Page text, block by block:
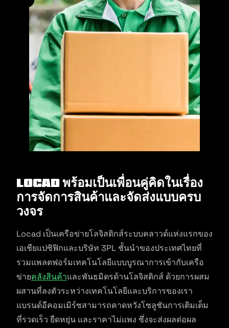
Locad พร้อมเป็นเพื่อนคู่คิดในเรื่อง
การจัดการสินค้าและจัดส่งแบบครบ
วงจร
Locad เป็นเครือข่ายโลจิสติกส์ระบบคลาวด์แห่งแรกของ
เอเชียแปซิฟิกและบริษัท 3PL ชั้นนำของประเทศไทยที่
รวมแพลตฟอร์มเทคโนโลยีแบบบูรณาการเข้ากับเครือ
ข่ายคลังสินค้าและพันธมิตรด้านโลจิสติกส์ ด้วยการผสม
ผสานที่ลงตัวระหว่างเทคโนโลยีและบริการของเรา
แบรนด์อีคอมเมิร์ซสามารถคาดหวังโซลูชันการเติมเต็ม
ที่รวดเร็ว ยืดหยุ่น และราคาไม่แพง ซึ่งจะส่งผลต่อผล